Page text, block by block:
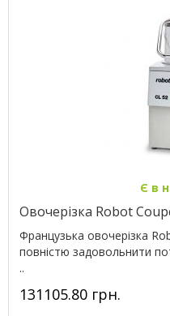
Є в
Овочерізка Robot
Французька овочерізка
повністю задовольнити
..
131105.80 грн.